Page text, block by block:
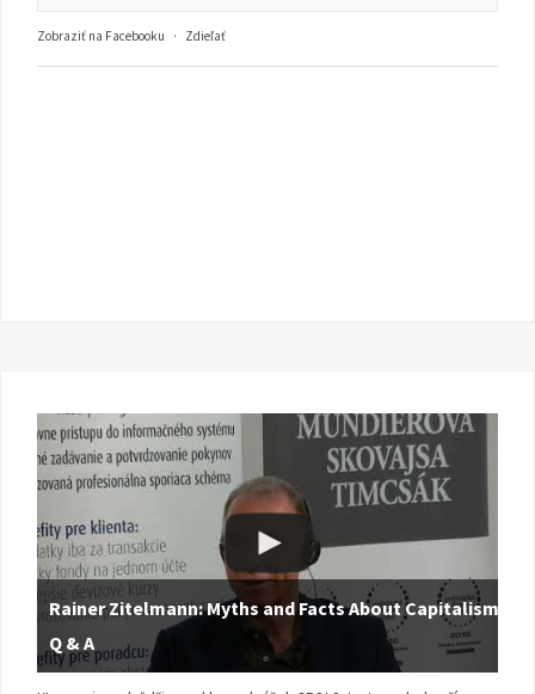
Zobraziť na Facebooku · Zdieľať
Rainer Zitelmann: Myths and Facts About Capitalism |
Q & A